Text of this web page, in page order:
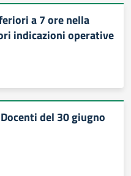
a 7 ore nella
indicazioni operative
del 30 giugno